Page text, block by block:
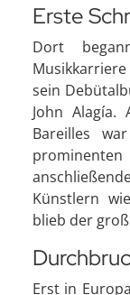
Erste
Dort
sein
John Alagía.
Bareilles
Künstlern
blieb der
Erst in